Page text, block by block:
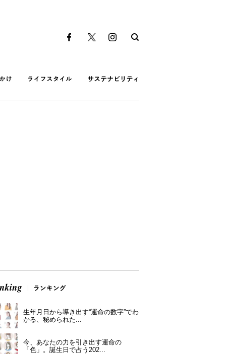
生年月日から導き出す“運命の数字”でわ
かる、秘められた...
今、あなたの力を引き出す運命の
「色」。誕生日で占う202...